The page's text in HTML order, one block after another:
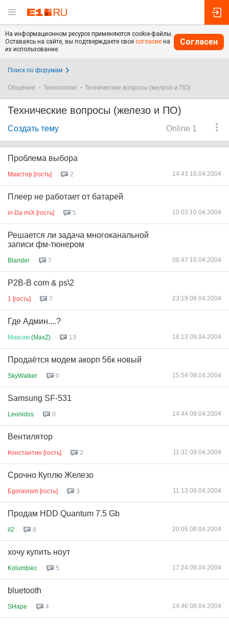
На информационном ресурсе применяются cookie-файлы.
Оставаясь на сайте, вы подтверждаете свое согласие на
их использование.
Согласен
Поиск по форумам
Общение Технологии Технические вопросы (железо и ПО)
Технические вопросы (железо и ПО)
Online 1
Создать тему
Проблема выбора
Макстер [гость] 2 14:43 10.04.2004
Плеер не работает от батарей
in Da miX [гость] 5 10:03 10.04.2004
Решается ли задача многоканальной
записи фм-тюнером
Blander 7 08:47 10.04.2004
P2B-B com & ps\2
1 [гость] 7 23:19 09.04.2004
Где Админ....?
Максим (MaxZ) 13 16:13 09.04.2004
Продаётся модем акорп 56к новый
SkyWalker 0 15:54 09.04.2004
Samsung SF-531
Leonidos 0 14:44 09.04.2004
Вентилятор
Константин [гость] 2 11:32 09.04.2004
Срочно Куплю Железо
Egoravram [гость] 3 11:13 09.04.2004
Продам HDD Quantum 7.5 Gb
il2 8 20:05 08.04.2004
хочу купить ноут
Kolumbiec 5 17:24 08.04.2004
bluetooth
SHape 4 14:46 08.04.2004